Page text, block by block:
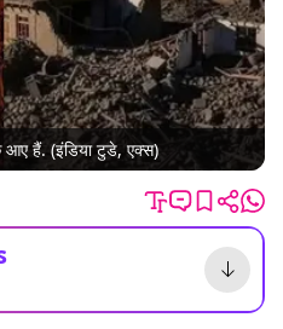
हैं. (इंडिया टुडे, एक्स)